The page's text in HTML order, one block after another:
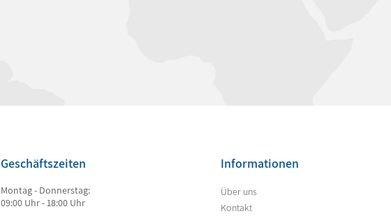
Geschäftszeiten
Montag - Donnerstag:
09:00 Uhr - 18:00 Uhr
Informationen
Über uns
Kontakt